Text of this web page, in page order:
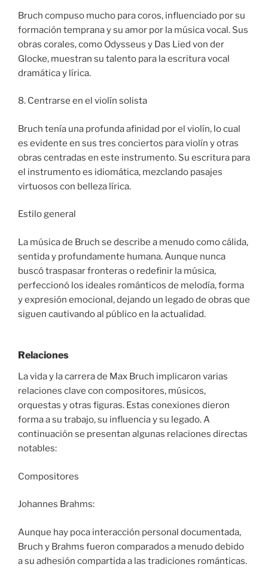
Bruch compuso mucho para coros, influenciado por su
formación temprana y su amor por la música vocal. Sus
obras corales, como Odysseus y Das Lied von der
Glocke, muestran su talento para la escritura vocal
dramática y lírica.
8. Centrarse en el violín solista
Bruch tenía una profunda afinidad por el violín, lo cual
es evidente en sus tres conciertos para violín y otras
obras centradas en este instrumento. Su escritura para
el instrumento es idiomática, mezclando pasajes
virtuosos con belleza lírica.
Estilo general
La música de Bruch se describe a menudo como cálida,
sentida y profundamente humana. Aunque nunca
buscó traspasar fronteras o redefinir la música,
perfeccionó los ideales románticos de melodía, forma
y expresión emocional, dejando un legado de obras que
siguen cautivando al público en la actualidad.
Relaciones
La vida y la carrera de Max Bruch implicaron varias
relaciones clave con compositores, músicos,
orquestas y otras figuras. Estas conexiones dieron
forma a su trabajo, su influencia y su legado. A
continuación se presentan algunas relaciones directas
notables:
Compositores
Johannes Brahms:
Aunque hay poca interacción personal documentada,
Bruch y Brahms fueron comparados a menudo debido
a su adhesión compartida a las tradiciones románticas.